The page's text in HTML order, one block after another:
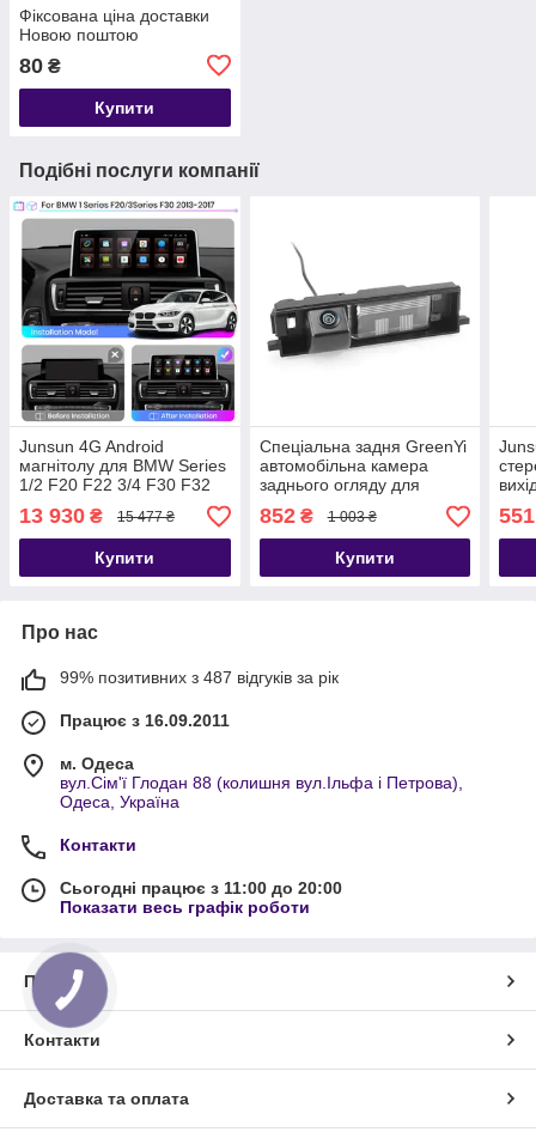
Фіксована ціна доставки
Новою поштою
80 ₴
Купити
Подібні послуги компанії
Junsun 4G Android
магнітолу для BMW Series
1/2 F20 F22 3/4 F30 F32
NBT 2013 — 2017
13 930 ₴ 15 477 ₴
Купити
Спеціальна задня GreenYi
автомобільна камера
заднього огляду для
Toyota RAV4 RAV-4 2006-
12
852₴ 1 003 ₴
Купити
551
Про нас
99% позитивних з 487 відгуків за рік
Працює з 16.09.2011
м. Одеса
вул.Сім'ї Глодан 88 (колишня вул.Ільфа і Петрова),
Одеса, Україна
Контакти
Сьогодні працює з 11:00 до 20:00
Показати весь графік роботи
Про нас
Контакти
Доставка та оплата
КНОПКА
ЗВ'ЯЗКУ